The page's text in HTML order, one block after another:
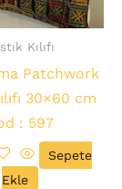
Kılıfı
Patchwork
30×60 cm
: 597
Sepete
Ekle